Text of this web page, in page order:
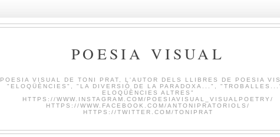
POESIA VISUAL
POESIA VISUAL DE TONI PRAT, L'AUTOR DELS LLIBRES DE POESIA
"ELOQÜÈNCIES", "LA DIVERSIÓ DE LA PARADOXA...",
ELOQÜÈNCIES ALTRES"
HTTPS://WWW.INSTAGRAM.COM/POESIAVISUAL_VISUALPOETRY/
HTTPS://WWW.FACEBOOK.COM/ANTONIPRATORIOLS/
HTTPS://TWITTER.COM/TONIPRAT